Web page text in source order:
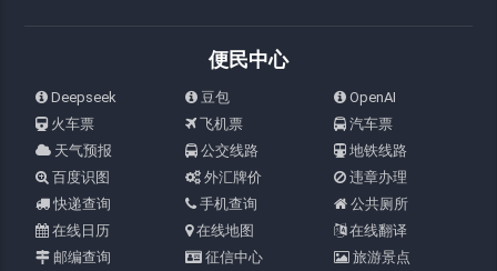
便民中心
Deepseek 豆包
OpenAI
火车票
飞机票
汽车票
天气预报
公交线路
地铁线路
百度识图
外汇牌价
违章办理
快递查询
手机查询
公共厕所
在线日历
在线地图
在线翻译
邮编查询
征信中心
旅游景点